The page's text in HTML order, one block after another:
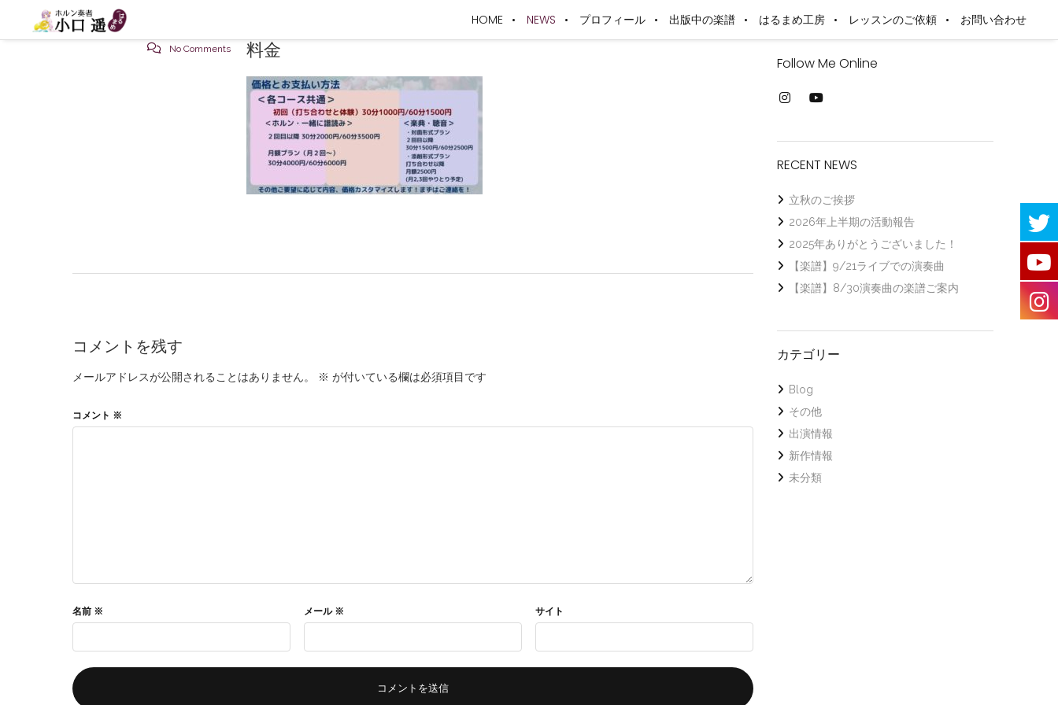
HOME NEWS プロフィール 出版中の楽譜 はるまめ工房 レッスンのご依頼 お問い合わせ
No Comments 料金
コメントを残す
メールアドレスが公開されることはありません。 ※ が付いている欄は必須項目です
コメント ※
名前 ※ メール ※ サイト
Follow Me Online
RECENT NEWS
立秋のご挨拶
2026年上半期の活動報告
2025年ありがとうございました！
【楽譜】9/21ライブでの演奏曲
【楽譜】8/30演奏曲の楽譜ご案内
カテゴリー
Blog
その他
出演情報
新作情報
未分類